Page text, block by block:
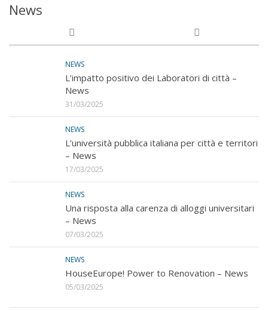
News
NEWS
L’impatto positivo dei Laboratori di città –
News
31/03/2025
NEWS
L’università pubblica italiana per città e territori
– News
17/03/2025
NEWS
Una risposta alla carenza di alloggi universitari
– News
07/03/2025
NEWS
HouseEurope! Power to Renovation – News
05/03/2025